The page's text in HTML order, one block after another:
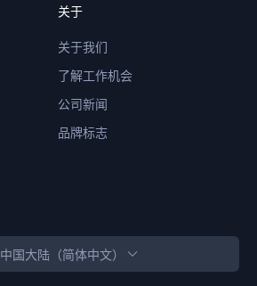
关于
关于我们
了解工作机会
公司新闻
品牌标志
中国大陆（简体中文）